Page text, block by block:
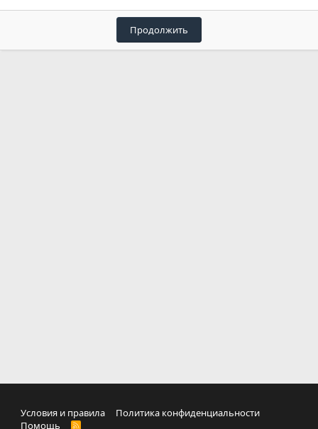
Продолжить
Условия и правила
Политика конфиденциальности
Помощь
R